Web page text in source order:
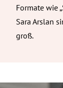
Formate wie
Sara Arslan
groß.